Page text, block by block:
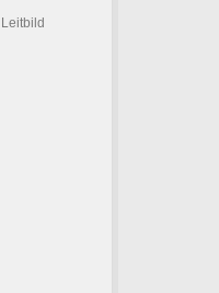
Leitbild